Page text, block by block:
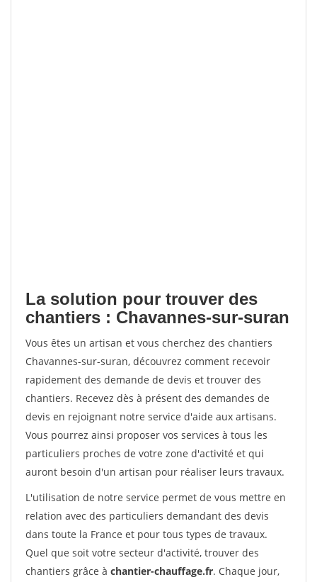
La solution pour trouver des
chantiers : Chavannes-sur-suran
Vous êtes un artisan et vous cherchez des chantiers
Chavannes-sur-suran, découvrez comment recevoir
rapidement des demande de devis et trouver des
chantiers. Recevez dès à présent des demandes de
devis en rejoignant notre service d'aide aux artisans.
Vous pourrez ainsi proposer vos services à tous les
particuliers proches de votre zone d'activité et qui
auront besoin d'un artisan pour réaliser leurs travaux.
L'utilisation de notre service permet de vous mettre en
relation avec des particuliers demandant des devis
dans toute la France et pour tous types de travaux.
Quel que soit votre secteur d'activité, trouver des
chantiers grâce à chantier-chauffage.fr. Chaque jour,